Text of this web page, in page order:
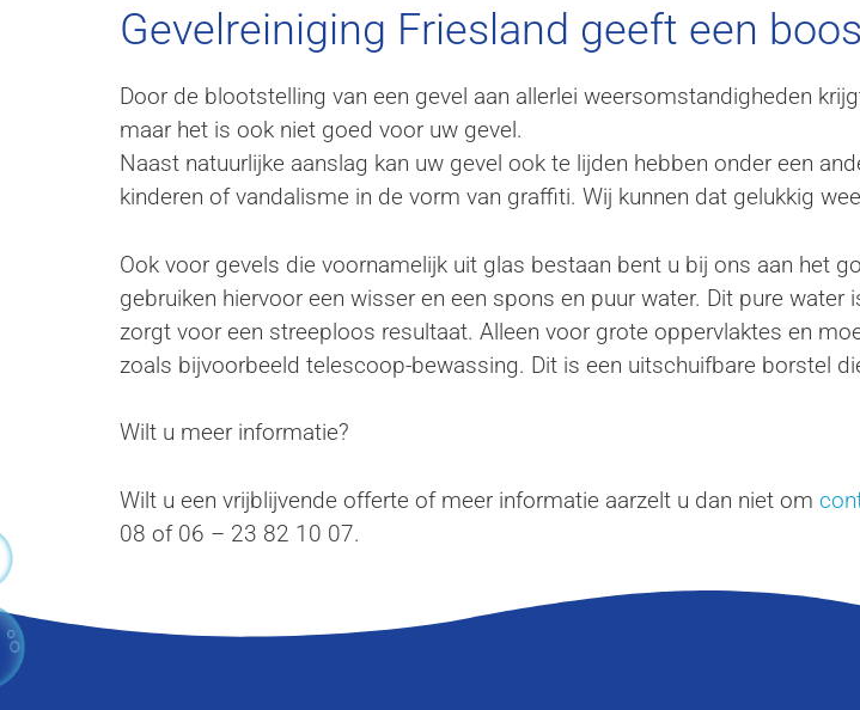
Gevelreiniging Friesland geeft een
Door de blootstelling van een gevel aan allerlei weersomstandigheden
maar het is ook niet goed voor uw gevel.
Naast natuurlijke aanslag kan uw gevel ook te lijden hebben onder een
kinderen of vandalisme in de vorm van graffiti. Wij kunnen dat gelukkig
Ook voor gevels die voornamelijk uit glas bestaan bent u bij ons aan het
gebruiken hiervoor een wisser en een spons en puur water. Dit pure
zorgt voor een streeploos resultaat. Alleen voor grote oppervlaktes en
zoals bijvoorbeeld telescoop-bewassing. Dit is een uitschuifbare borstel
Wilt u meer informatie?
Wilt u een vrijblijvende offerte of meer informatie aarzelt u dan niet om
08 of 06 – 23 82 10 07.